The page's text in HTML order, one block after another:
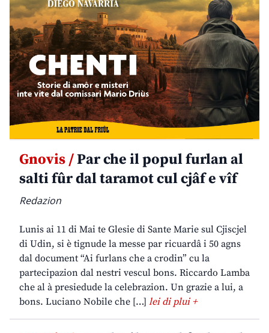
Gnovis /Par che il popul furlan al
salti fûr dal taramot cul cjâf e vîf
Redazion
Lunis ai 11 di Mai te Glesie di Sante Marie sul Cjiscjel
di Udin, si è tignude la messe par ricuardâ i 50 agns
dal document “Ai furlans che a crodin” cu la
partecipazion dal nestri vescul bons. Riccardo Lamba
che al à presiedude la celebrazion. Un grazie a lui, a
bons. Luciano Nobile che […] lei di plui +